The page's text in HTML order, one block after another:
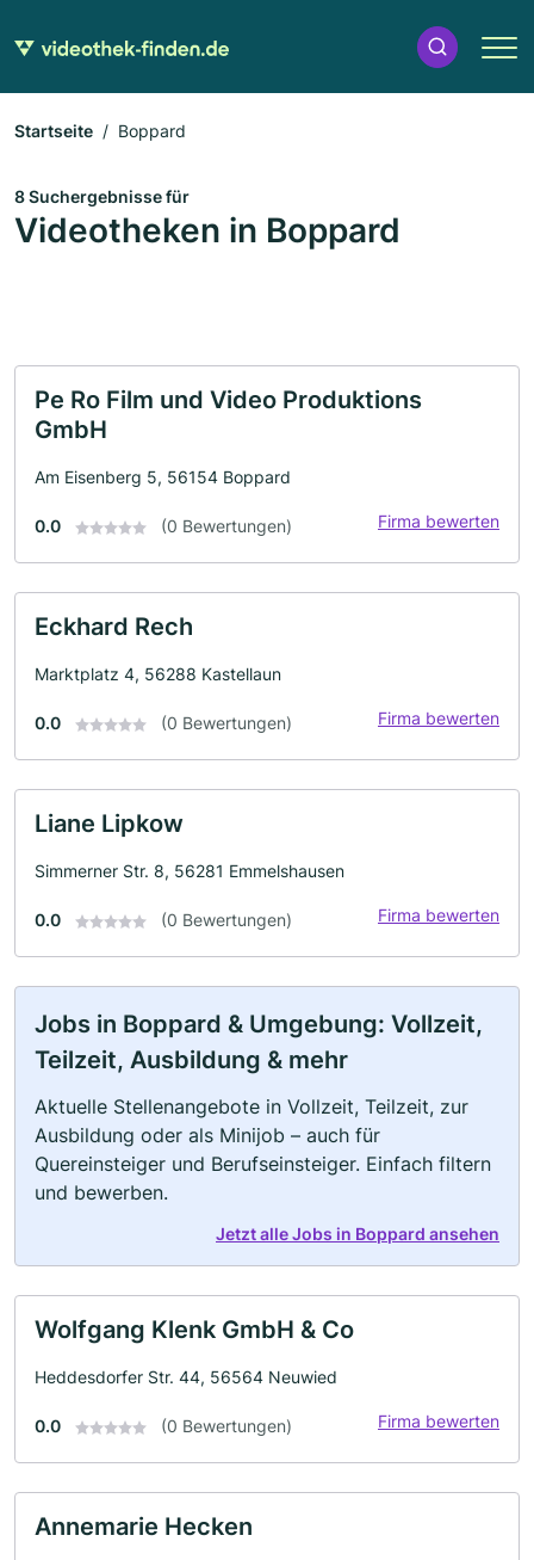
Startseite Boppard
8 Suchergebnisse für
Videotheken in Boppard
Pe Ro Film und Video Produktions
GmbH
Am Eisenberg 5, 56154 Boppard
0.0 (0 Bewertungen) Firma bewerten
Eckhard Rech
Marktplatz 4, 56288 Kastellaun
0.0 (0 Bewertungen) Firma bewerten
Liane Lipkow
Simmerner Str. 8, 56281 Emmelshausen
0.0 (0 Bewertungen) Firma bewerten
Jobs in Boppard & Umgebung: Vollzeit,
Teilzeit, Ausbildung & mehr
Aktuelle Stellenangebote in Vollzeit, Teilzeit, zur
Ausbildung oder als Minijob – auch für
Quereinsteiger und Berufseinsteiger. Einfach filtern
und bewerben.
Jetzt alle Jobs in Boppard ansehen
Wolfgang Klenk GmbH & Co
Heddesdorfer Str. 44, 56564 Neuwied
0.0 (0 Bewertungen) Firma bewerten
Annemarie Hecken